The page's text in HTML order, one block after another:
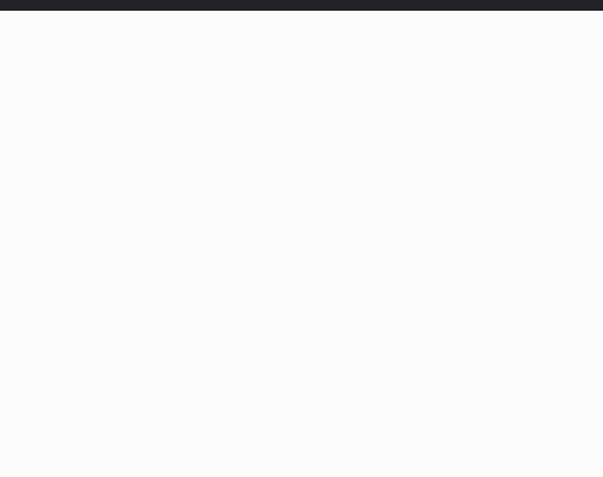
solicitó al gobierno de Estados Unidos mantener e…
se considera totalmente preparada para la…
sanitarias del Departamento de Agricultura de Estados Unidos…
IMMEX rara vez nacen de una interpretación equivocada de…
más de la mitad de las quejas bajo el Mecanismo…
aumento de 1.1% interanual en mayo de…
arancel del 15 % sobre los productos fabricados…